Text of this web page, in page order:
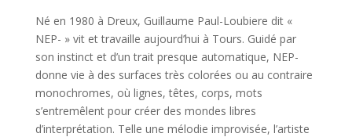
Né en 1980 à Dreux, Guillaume Paul-Loubiere dit «
NEP- » vit et travaille aujourd’hui à Tours. Guidé par
son instinct et d’un trait presque automatique, NEP-
donne vie à des surfaces très colorées ou au contraire
monochromes, où lignes, têtes, corps, mots
s’entremêlent pour créer des mondes libres
d’interprétation. Telle une mélodie improvisée, l’artiste